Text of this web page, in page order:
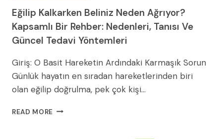
Eğilip Kalkarken Beliniz Neden Ağrıyor?
Kapsamlı Bir Rehber: Nedenleri, Tanısı Ve
Güncel Tedavi Yöntemleri
Giriş: O Basit Hareketin Ardındaki Karmaşık Sorun
Günlük hayatın en sıradan hareketlerinden biri
olan eğilip doğrulma, pek çok kişi…
READ MORE EĞILIP